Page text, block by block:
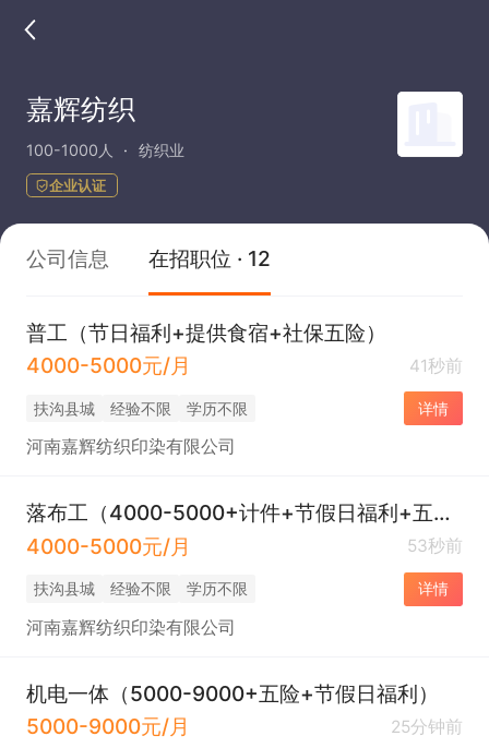
嘉辉纺织
100-1000人 纺织业
企业认证
公司信息 在招职位 · 12
普工（节日福利+提供食宿+社保五险）
4000-5000元/月
41秒前
扶沟县城 经验不限 学历不限 详情
河南嘉辉纺织印染有限公司
落布工（4000-5000+计件+节假日福利+五险）
4000-5000元/月
53秒前
扶沟县城 经验不限 学历不限 详情
河南嘉辉纺织印染有限公司
机电一体（5000-9000+五险+节假日福利）
5000-9000元/月
25分钟前